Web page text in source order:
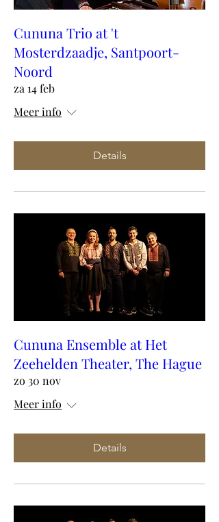
Cununa Trio at 't
Mosterdzaadje, Santpoort-
Noord
za 14 feb
Meer info
Details
Cununa Ensemble at Het
Zeehelden Theater, The Hague
zo 30 nov
Meer info
Details